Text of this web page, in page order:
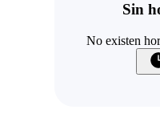
Sin
No existen